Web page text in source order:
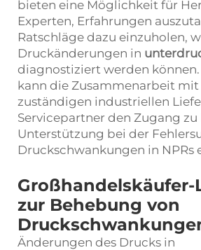
bieten eine Möglichkeit für
Experten, Erfahrungen
Ratschläge dazu einzuholen,
Druckänderungen in
diagnostiziert werden
kann die Zusammenarbeit
zuständigen industriellen
Servicepartner den Zugang zu
Unterstützung bei der
Druckschwankungen in NPRs
Großhandelskäufer-
zur Behebung von
Änderungen des Drucks in